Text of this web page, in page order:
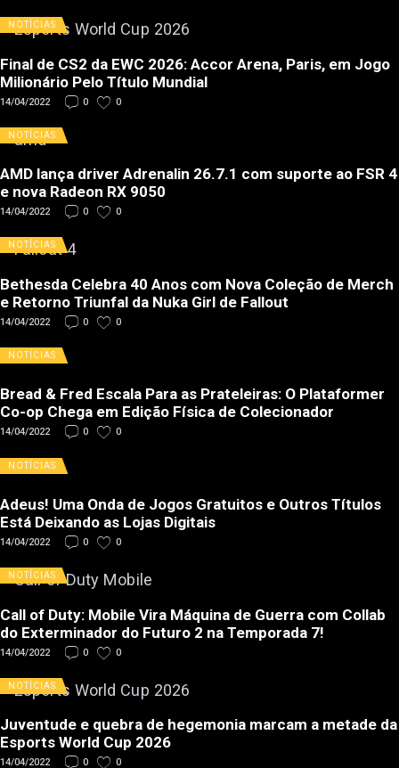
NOTÍCIAS
Final de CS2 da EWC 2026: Accor Arena, Paris, em Jogo
Milionário Pelo Título Mundial
14/04/2022 0 0
NOTÍCIAS
AMD lança driver Adrenalin 26.7.1 com suporte ao FSR 4
e nova Radeon RX 9050
14/04/2022 0 0
NOTÍCIAS
Bethesda Celebra 40 Anos com Nova Coleção de Merch
e Retorno Triunfal da Nuka Girl de Fallout
14/04/2022 0 0
NOTÍCIAS
Bread & Fred Escala Para as Prateleiras: O Plataformer
Co-op Chega em Edição Física de Colecionador
14/04/2022 0 0
NOTÍCIAS
Adeus! Uma Onda de Jogos Gratuitos e Outros Títulos
Está Deixando as Lojas Digitais
14/04/2022 0 0
NOTÍCIAS
Call of Duty: Mobile Vira Máquina de Guerra com Collab
do Exterminador do Futuro 2 na Temporada 7!
14/04/2022 0 0
NOTÍCIAS
Juventude e quebra de hegemonia marcam a metade da
Esports World Cup 2026
14/04/2022 0 0